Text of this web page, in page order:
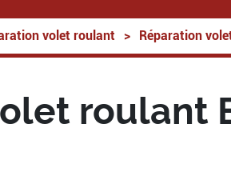
volet roulant > Réparation
roulant